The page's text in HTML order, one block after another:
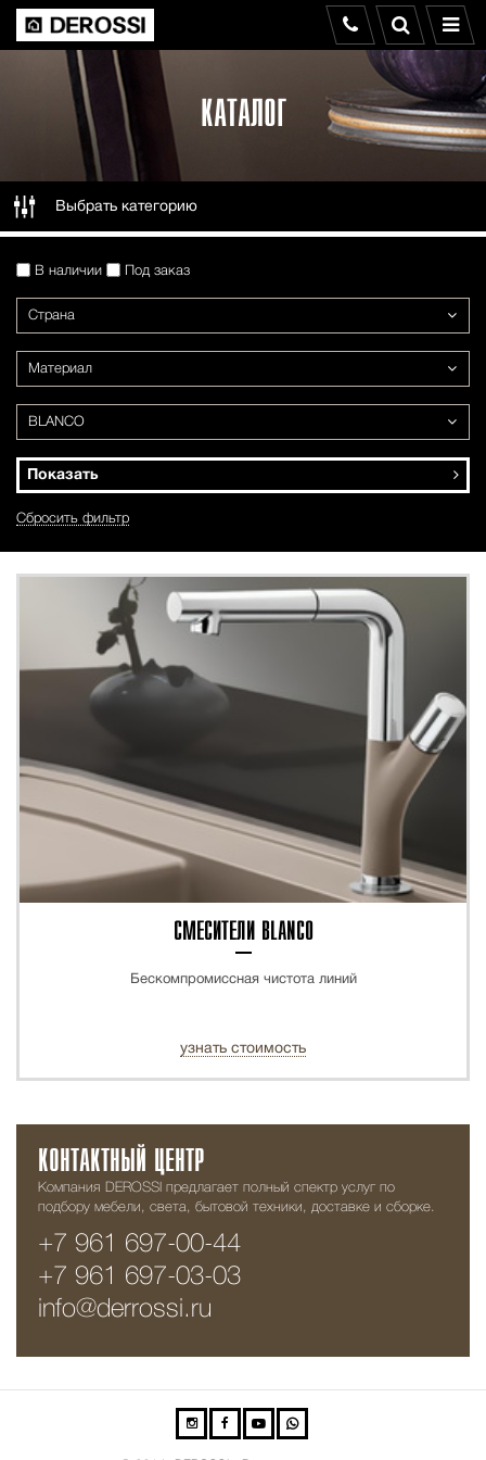
КАТАЛОГ
Выбрать категорию
В наличии Под заказ
Страна
Материал
BLANCO
Показать
Сбросить фильтр
СМЕСИТЕЛИ BLANCO
Бескомпромиссная чистота линий
узнать стоимость
КОНТАКТНЫЙ ЦЕНТР
Компания DEROSSI предлагает полный спектр услуг по
подбору мебели, света, бытовой техники, доставке и сборке.
+7 961 697-00-44
+7 961 697-03-03
info@derrossi.ru